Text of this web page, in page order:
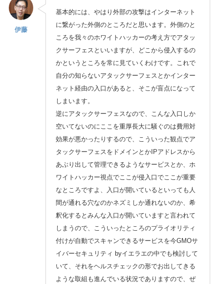
伊藤
基本的には、やはり外部の攻撃はインターネット
に繋がった外側のところだと思います。外側のと
ころを我々のホワイトハッカーの考え方でアタッ
クサーフェスといいますが、どこから侵入するの
かというところを常に見ていくわけです。これで
自分の知らないアタックサーフェスとかインター
ネット経由の入口があると、そこが盲点になって
しまいます。
逆にアタックサーフェスなので、こんな入口しか
空いてないのにここを重厚長大に騒ぐのは費用対
効果が悪かったりするので、こういった観点でア
タックサーフェスをドメインとかIPアドレスから
あぶり出して管理できるようなサービスとか、ホ
ワイトハッカー視点でここが侵入口でここが重要
なところですよ、入口が開いているといっても人
間が通れる穴なのかネズミしか通れないのか、希
釈化するとみんな入口が開いていますと言われて
しまうので、こういったところのプライオリティ
付けが自動でスキャンできるサービスを今GMOサ
イバーセキュリティ byイエラエの中でも検討して
いて、それをヘルスチェックの形でお出してきる
ような取組も進んでいる状況でありますので、ぜ